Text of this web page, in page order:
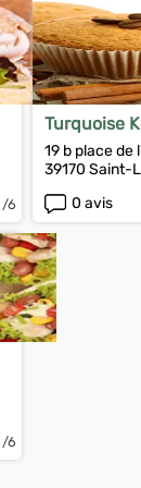
Turquoise
19 b place de
39170 Saint-
0 avis